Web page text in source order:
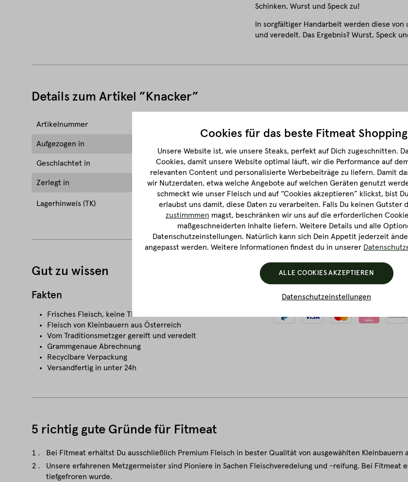
Schinken, Wurst und Speck zu!
In sorgfältiger Handarbeit werden diese
und veredelt. Das Ergebnis? Wurst, Speck
Details zum Artikel ”Knacker”
Artikelnummer
Aufgezogen in
Geschlachtet in Österreich
Zerlegt in Österreich
Lagerhinweis (TK)
***-Fach (-18 °C): mindestens haltbar bis: siehe Etikett · **-
Auftauen nicht wieder einfrieren.
Gut zu wissen
Fakten
Frisches Fleisch, keine Tiefkühlware
Fleisch von Kleinbauern aus Österreich
Vom Traditionsmetzger gereift und veredelt
Grammgenaue Abrechnung
Recyclbare Verpackung
Versandfertig in unter 24h
Akzeptierte Zahlungsarten
5 richtig gute Gründe für Fitmeat
Bei Fitmeat erhältst Du ausschließlich Premium Fleisch in bester Qualität von ausgewählten Kleinbauern
Unsere erfahrenen Metzgermeister sind Pioniere in Sachen Fleischveredelung und -reifung. Bei Fitmeat
tiefgefroren wurde.
Cookies für das beste Fitmeat
Unsere Website ist, wie unsere Steaks, perfekt auf Dich zugeschnitten.
Cookies, damit unsere Website optimal läuft, wir die Performance auf
relevanten Content und personalisierte Werbebeiträge zu liefern. Damit
wir Nutzerdaten, etwa welche Angebote auf welchen Geräten genutzt
schmeckt wie unser Fleisch und auf “Cookies akzeptieren” klickst, bist
erlaubst uns damit, diese Daten zu verarbeiten. Falls Du keinen Gutster
zustimmmen magst, beschränken wir uns auf die erforderlichen
maßgeschneiderten Inhalte liefern. Weitere Details und alle
Datenschutzeinstellungen. Natürlich kann sich Dein Appetit jederzeit
angepasst werden. Weitere Informationen findest du in unserer
Datenschutzeinstellungen
ALLE COOKIES AKZEPTIEREN